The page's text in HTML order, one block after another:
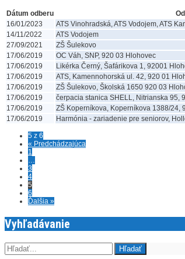
Dátum odberu
16/01/2023
ATS Vinohradská, ATS Vodojem, ATS
14/11/2022
ATS Vodojem
27/09/2021
ZŠ Šulekovo
17/06/2019
OC Váh, SNP, 920 03 Hlohovec
17/06/2019
Likérka Černý, Šafárikova 1, 92001
17/06/2019
ATS, Kamennohorská ul. 42, 920 01
17/06/2019
ZŠ Šulekovo, Školská 1650 920 03
17/06/2019
čerpacia stanica SHELL, Nitrianska 95,
17/06/2019
ZŠ Koperníkova, Koperníkova 1388/24,
17/06/2019
Harmónia - zariadenie pre seniorov,
5 z 6
« Predchádzajúca
1
…
3
4
5
6
Ďalšia »
Vyhľadávanie